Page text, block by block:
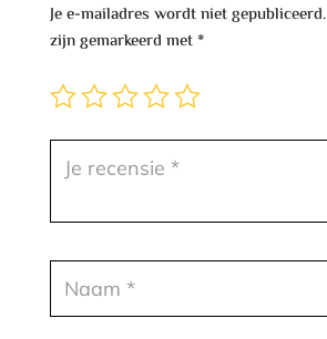
Je e-mailadres wordt niet gepubliceerd.
zijn gemarkeerd met*